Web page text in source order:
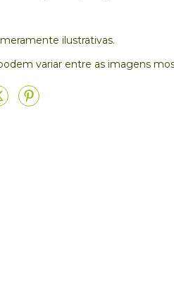
ilustrativas.
variar entre as imagens